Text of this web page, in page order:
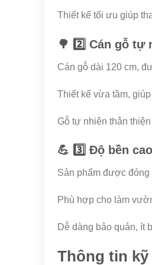
Thiết kế tối ưu giúp
🌳 2️⃣ Cán gỗ tự
Cán gỗ dài 120 cm,
Thiết kế vừa tầm,
Gỗ tự nhiên thân
💪 3️⃣ Độ bền
Sản phẩm được
Phù hợp cho làm
Dễ dàng bảo quản, ít
Thông tin kỹ